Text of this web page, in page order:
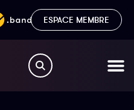
ESPACE MEMBRE